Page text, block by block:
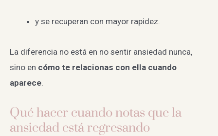
y se recuperan con mayor rapidez.
La diferencia no está en no sentir ansiedad nunca,
sino en cómo te relacionas con ella cuando
aparece
Qué hacer cuando notas que la
ansiedad está regresando